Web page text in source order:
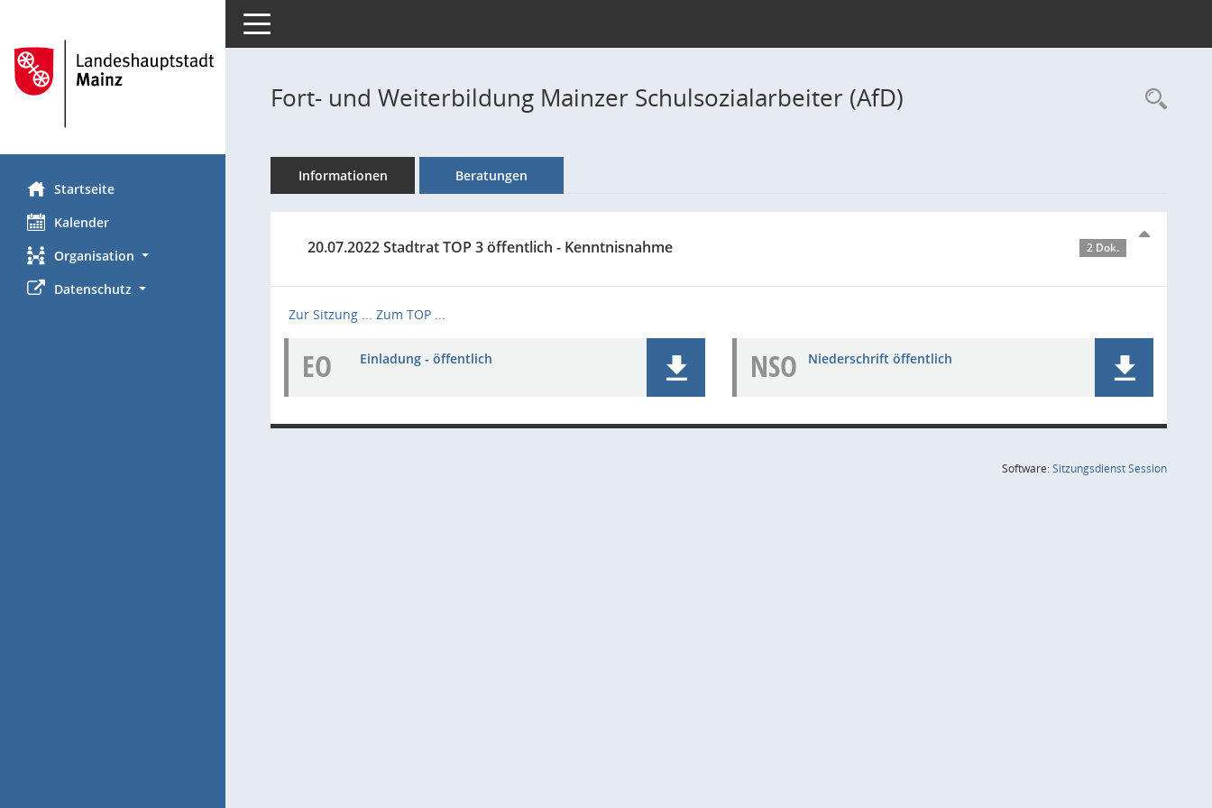
Startseite
Kalender
Organisation
Datenschutz
Toggle navigation
Fort- und Weiterbildung Mainzer Schulsozialarbeiter (AfD)
Informationen Beratungen
20.07.2022 Stadtrat TOP 3 öffentlich - Kenntnisnahme 2 Dok.
Zur Sitzung ... Zum TOP ...
EO Einladung - öffentlich NSO Niederschrift öffentlich
Software:SitzungsdienstSession(Wird in